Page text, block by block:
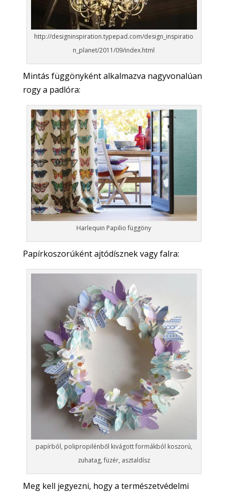
http://designinspiration.typepad.com/design_inspiratio
n_planet/2011/09/index.html
Mintás függönyként alkalmazva nagyvonalúan
rogy a padlóra:
Harlequin Papilio függöny
Papírkoszorúként ajtódísznek vagy falra:
papírból, polipropilénből kivágott formákból koszorú,
zuhatag, füzér, asztaldísz
Meg kell jegyezni, hogy a természetvédelmi